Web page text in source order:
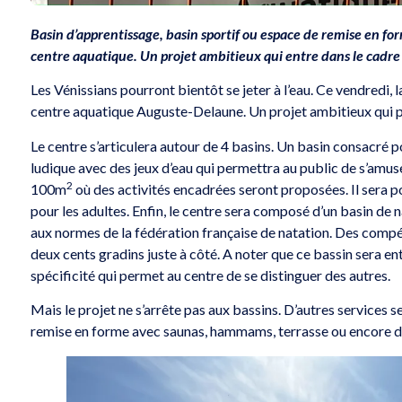
Basin d’apprentissage, basin sportif ou espace de remise en
centre aquatique. Un projet ambitieux qui entre dans le
Les Vénissians pourront bientôt se jeter à l’eau. Ce
centre aquatique Auguste-Delaune. Un projet ambitieux qui
Le centre s’articulera autour de 4 basins. Un basin consacré
ludique avec des jeux d’eau qui permettra au public de
100m2 où des activités encadrées seront proposées. Il sera
pour les adultes. Enfin, le centre sera composé d’un basin
aux normes de la fédération française de natation. Des
deux cents gradins juste à côté. A noter que ce bassin sera
spécificité qui permet au centre de se distinguer des autres.
Mais le projet ne s’arrête pas aux bassins. D’autres services
remise en forme avec saunas, hammams, terrasse ou